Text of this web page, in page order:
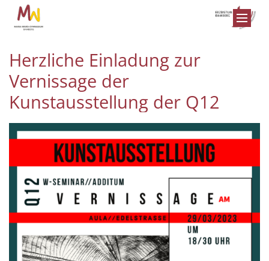
Zum Inhalt springen
Herzliche Einladung zur
Vernissage der
Kunstausstellung der Q12